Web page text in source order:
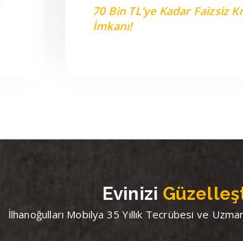
70 Bin TL’ye Kadar Faizsiz
İmkanı!
Evinizi
İlhanoğulları Mobilya 35 Yıllık Tecrübesi ve